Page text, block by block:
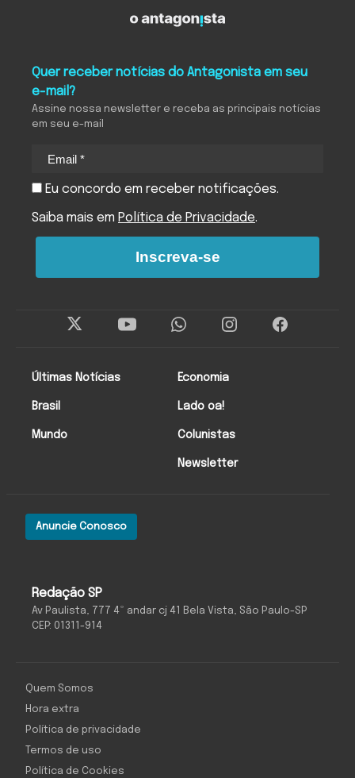
Redação SP
Av Paulista, 777 4º andar cj 41 Bela Vista, São Paulo-SP
CEP: 01311-914
Anuncie Conosco
Últimas Notícias
Brasil
Mundo
Economia
Lado oa!
Colunistas
Newsletter
Quer receber notícias do Antagonista em seu
e-mail?
Assine nossa newsletter e receba as principais notícias
em seu e-mail
Eu concordo em receber notificações.
Saiba mais em Política de Privacidade.
Inscreva-se
Quem Somos
Hora extra
Política de privacidade
Termos de uso
Política de Cookies